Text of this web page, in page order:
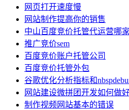
网页打开速度慢
网站制作提高你的销售
中山百度竞价托管代运营哪家
推广竞价sem
百度竞价账户托管公司
百度竞价托管外包
谷歌优化分析指标和
网站建设微拼团开发如何做好
制作视频网站基本的错误